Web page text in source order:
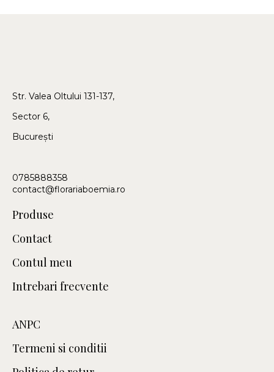
Str. Valea Oltului 131-137,
Sector 6,
București
0785888358
contact@florariaboemia.ro
Produse
Contact
Contul meu
Intrebari frecvente
ANPC
Termeni si conditii